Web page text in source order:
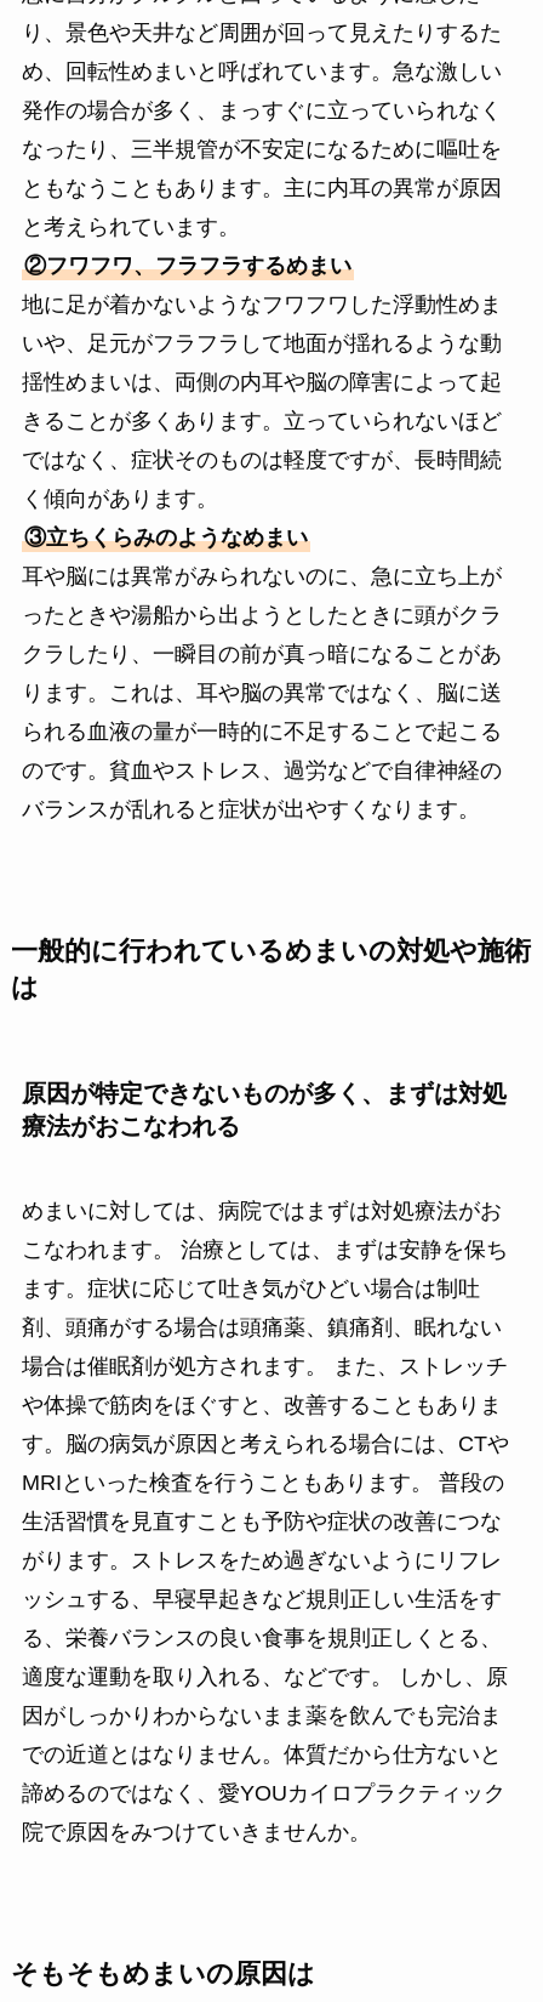
り、景色や天井など周囲が回って見えたりするた
め、回転性めまいと呼ばれています。急な激しい
発作の場合が多く、まっすぐに立っていられなく
なったり、三半規管が不安定になるために嘔吐を
ともなうこともあります。主に内耳の異常が原因
と考えられています。
②フワフワ、フラフラするめまい
地に足が着かないようなフワフワした浮動性めま
いや、足元がフラフラして地面が揺れるような動
揺性めまいは、両側の内耳や脳の障害によって起
きることが多くあります。立っていられないほど
ではなく、症状そのものは軽度ですが、長時間続
く傾向があります。
③立ちくらみのようなめまい
耳や脳には異常がみられないのに、急に立ち上が
ったときや湯船から出ようとしたときに頭がクラ
クラしたり、一瞬目の前が真っ暗になることがあ
ります。これは、耳や脳の異常ではなく、脳に送
られる血液の量が一時的に不足することで起こる
のです。貧血やストレス、過労などで自律神経の
バランスが乱れると症状が出やすくなります。
一般的に行われているめまいの対処や施術
は
原因が特定できないものが多く、まずは対処
療法がおこなわれる
めまいに対しては、病院ではまずは対処療法がお
こなわれます。 治療としては、まずは安静を保ち
ます。症状に応じて吐き気がひどい場合は制吐
剤、頭痛がする場合は頭痛薬、鎮痛剤、眠れない
場合は催眠剤が処方されます。 また、ストレッチ
や体操で筋肉をほぐすと、改善することもありま
す。脳の病気が原因と考えられる場合には、CTや
MRIといった検査を行うこともあります。 普段の
生活習慣を見直すことも予防や症状の改善につな
がります。ストレスをため過ぎないようにリフレ
ッシュする、早寝早起きなど規則正しい生活をす
る、栄養バランスの良い食事を規則正しくとる、
適度な運動を取り入れる、などです。 しかし、原
因がしっかりわからないまま薬を飲んでも完治ま
での近道とはなりません。体質だから仕方ないと
諦めるのではなく、愛YOUカイロプラクティック
院で原因をみつけていきませんか。
そもそもめまいの原因は